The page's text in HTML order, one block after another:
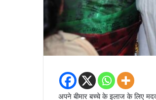
अपने बीमार बच्चे के इलाज के लिए